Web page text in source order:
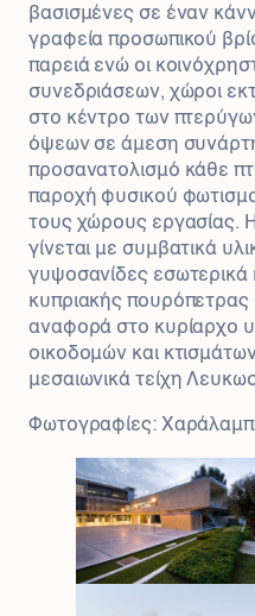
βασισμένες σε έναν
γραφεία προσωπικού
παρειά ενώ οι
συνεδριάσεων, χώροι
στο κέντρο των
όψεων σε άμεση
προσανατολισμό κάθε
παροχή φυσικού
τους χώρους εργασίας.
γίνεται με συμβατικά
γυψοσανίδες
κυπριακής πουρόπετρας
αναφορά στο κυρίαρχο
οικοδομών και
μεσαιωνικά τείχη
Φωτογραφίες: